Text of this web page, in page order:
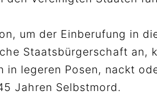
um der Einberufung in
Staatsbürgerschaft
legeren Posen, nackt
Jahren Selbstmord.